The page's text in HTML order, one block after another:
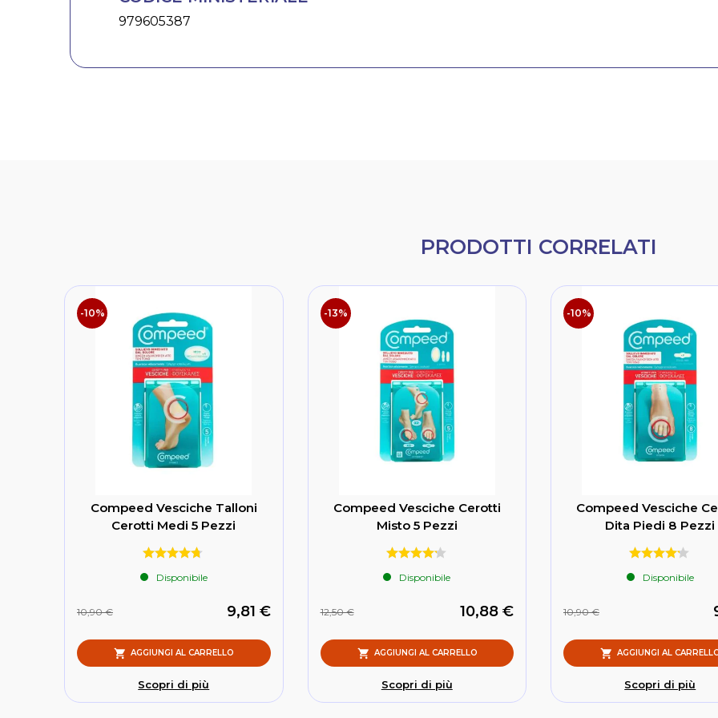
979605387
PRODOTTI CORRELATI
-10%
Compeed Vesciche Talloni
Cerotti Medi 5 Pezzi
Disponibile
9,81 €
10,90 €
AGGIUNGI AL CARRELLO
Scopri di più
-13%
Compeed Vesciche Cerotti
Misto 5 Pezzi
Disponibile
10,88 €
12,50 €
AGGIUNGI AL CARRELLO
Scopri di più
-10%
Compeed Vesciche
Dita Piedi 8 Pezzi
Disponibile
10,90 €
AGGIUNGI AL
Scopri di più